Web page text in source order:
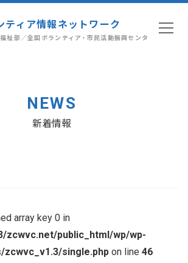
ティア情報ネットワーク
祉部／全国ボランティア・市民活動振興センタ
NEWS
新着情報
array key 0 in
zcwvc.net/public_html/wp/wp-
single.phpon line 46